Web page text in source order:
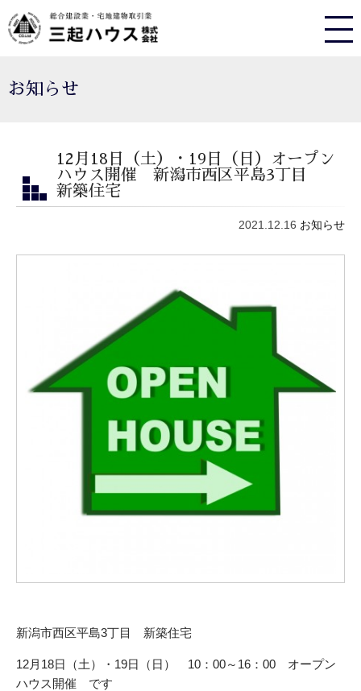
お知らせ
12月18日（土）・19日（日）オープン
ハウス開催 新潟市西区平島3丁目
新築住宅
2021.12.16 お知らせ
新潟市西区平島3丁目 新築住宅
12月18日（土）・19日（日） 10：00～16：00 オープン
ハウス開催 です